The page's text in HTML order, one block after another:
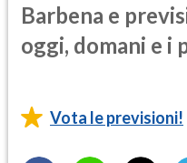
Barbena e
oggi, domani e i
Vota le previsioni!